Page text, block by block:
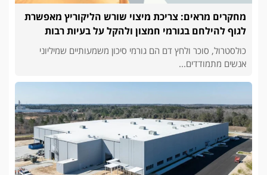
מחקרים מראים: צריכת מיצוי שורש הליקוריץ מאפשרת
לגוף להילחם בגורמי חמצון ולהקל על בעיות רבות
כולסטרול, סוכר ולחץ דם הם גורמי סיכון משמעותיים שמיליוני
אנשים מתמודדים...